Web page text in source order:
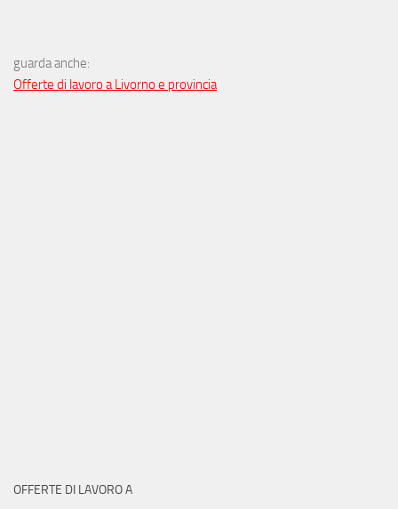
guarda anche:
Offerte di lavoro a Livorno e provincia
OFFERTE DI LAVORO A